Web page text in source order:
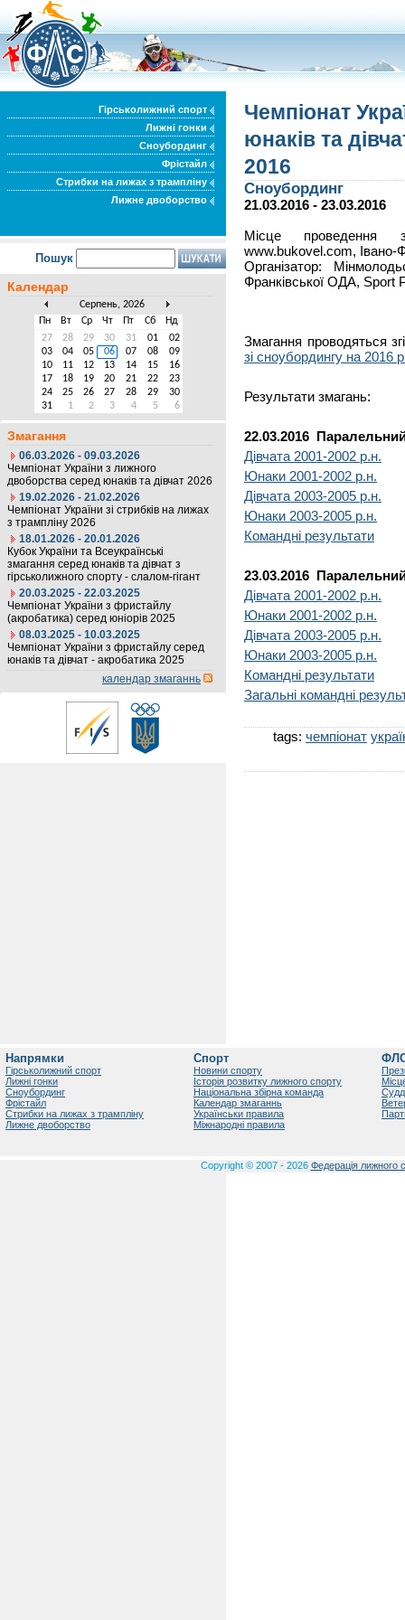
Гірськолижний спорт
Лижні гонки
Сноубординг
Фрістайл
Стрибки на лижах з трампліну
Лижне двоборство
Пошук
Календар
Серпень, 2026
Пн
Вт Ср Чт Пт Сб
Нд
27
28 29 30 31 01
02
03
04 05 06 07 08
09
10
11 12 13 14 15
16
17
18 19 20 21 22
23
24
25 26 27 28 29
30
31
1 2 3 4 5 6
Змагання
06.03.2026 - 09.03.2026
Чемпіонат України з лижного
двоборства серед юнаків та дівчат 2026
19.02.2026 - 21.02.2026
Чемпіонат України зі стрибків на лижах
з трампліну 2026
18.01.2026 - 20.01.2026
Кубок України та Всеукраїнські
змагання серед юнаків та дівчат з
гірськолижного спорту - слалом-гігант
20.03.2025 - 22.03.2025
Чемпіонат України з фристайлу
(акробатика) серед юніорів 2025
08.03.2025 - 10.03.2025
Чемпіонат України з фристайлу серед
юнаків та дівчат - акробатика 2025
календар змаганнь
Чемпіонат
юнаків та
2016
Сноубординг
21.03.2016 - 23.03.2016
Місце проведення
www.bukovel.com, Івано-
Організатор:
Франківської ОДА, Sport
Змагання проводяться
зі сноубордингу на 2016
Результати змагань:
22.03.2016
Дівчата 2001-2002 р.н.
Юнаки 2001-2002 р.н.
Дівчата 2003-2005 р.н.
Юнаки 2003-2005 р.н.
Командні результати
23.03.2016 Паралельний
Дівчата 2001-2002 р.н.
Юнаки 2001-2002 р.н.
Дівчата 2003-2005 р.н.
Юнаки 2003-2005 р.н.
Командні результати
Загальні командні
tags: чемпіонат
Напрямки
Гірськолижний спорт
Лижні гонки
Сноубординг
Фрістайл
Стрибки на лижах з трампліну
Лижне двоборство
Спорт
Новини спорту
Історія розвитку лижного спорту
Національна збірна команда
Календар змаганнь
Українськи правила
Міжнародні правила
Copyright © 2007 - 2026 Федерація лижного